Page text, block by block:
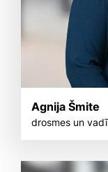
Agnija Šmite
drosmes un